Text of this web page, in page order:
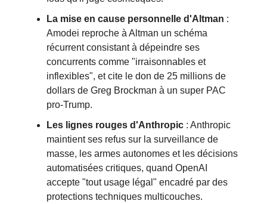
La mise en cause personnelle d'Altman :
Amodei reproche à Altman un schéma
récurrent consistant à dépeindre ses
concurrents comme "irraisonnables et
inflexibles", et cite le don de 25 millions de
dollars de Greg Brockman à un super PAC
pro-Trump.
Les lignes rouges d'Anthropic : Anthropic
maintient ses refus sur la surveillance de
masse, les armes autonomes et les décisions
automatisées critiques, quand OpenAI
accepte "tout usage légal" encadré par des
protections techniques multicouches.